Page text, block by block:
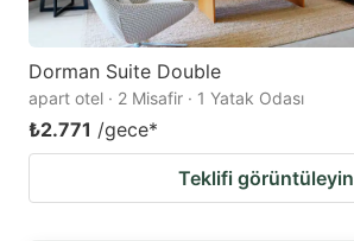
Dorman Suite Double
apart otel · 2 Misafir · 1 Yatak Odası
₺2.771 /gece*
Teklifi görüntüleyin